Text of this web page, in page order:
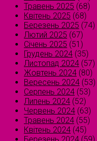
Травень 2025 (68)
Квітень 2025 (68)
Березень 2025 (74)
Лютий 2025 (67)
Січень 2025 (51)
Грудень 2024 (35)
Листопад 2024 (57)
Жовтень 2024 (80)
Вересень 2024 (53)
Серпень 2024 (53)
Липень 2024 (52)
Червень 2024 (63)
Травень 2024 (55)
Квітень 2024 (45)